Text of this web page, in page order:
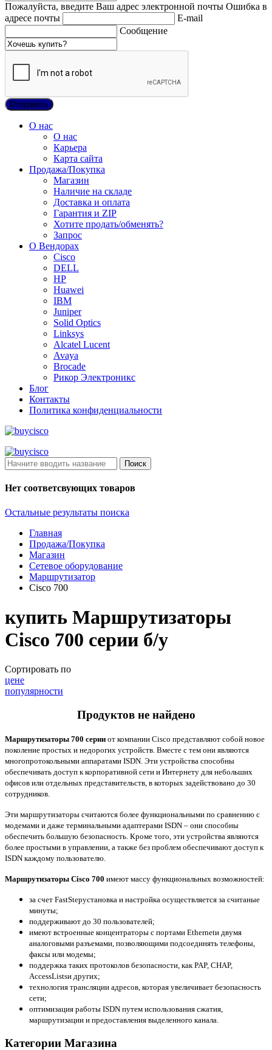
Пожалуйста, введите Ваш адрес электронной почты Ошибка в
адресе почты
E-mail
Сообщение
О нас
О нас
Карьера
Карта сайта
Продажа/Покупка
Магазин
Наличие на складе
Доставка и оплата
Гарантия и ZIP
Хотите продать/обменять?
Запрос
О Вендорах
Cisco
DELL
HP
Huawei
IBM
Juniper
Solid Optics
Linksys
Alcatel Lucent
Avaya
Brocade
Рикор Электроникс
Блог
Контакты
Политика конфиденциальности
Поиск
Нет соответсвующих товаров
Остальные результаты поиска
Главная
Продажа/Покупка
Магазин
Сетевое оборудование
Маршрутизатор
Cisco 700
купить Маршрутизаторы
Cisco 700 серии б/у
Сортировать по
цене
популярности
Продуктов не найдено
Маршрутизаторы 700 серии от компании Cisco представляют собой новое
поколение простых и недорогих устройств. Вместе с тем они являются
многопротокольными аппаратами ISDN . Эти устройства способны
обеспечивать доступ к корпоративной сети и Интернету для небольших
офисов или отдельных представительств, в которых задействовано до 30
сотрудников.
Эти маршрутизаторы считаются более функциональными по сравнению с
модемами и даже терминальными адаптерами ISDN – они способны
обеспечить большую безопасность. Кроме того, эти устройства являются
более простыми в управлении, а также без проблем обеспечивают доступ к
ISDN каждому пользователю.
Маршрутизаторы Cisco 700 имеют массу функциональных возможностей:
за счет FastStepустановка и настройка осуществляется за считаные
минуты;
поддерживают до 30 пользователей;
имеют встроенные концентраторы с портами Ethernetи двумя
аналоговыми разъемами, позволяющими подсоединять телефоны,
факсы или модемы;
поддержка таких протоколов безопасности, как PAP, CHAP,
AccessListsи других;
технология трансляции адресов, которая увеличивает безопасность
сети;
оптимизация работы ISDN путем использования сжатия,
маршрутизации и предоставления выделенного канала.
Категории Магазина